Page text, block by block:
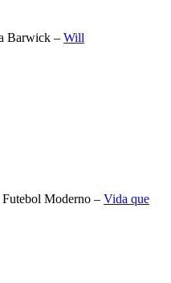
Barwick – Will
Moderno – Vida que